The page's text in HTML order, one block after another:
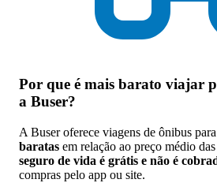
Por que é mais barato viajar
a Buser?
A Buser oferece viagens de ônibus
baratas em relação ao preço médio
seguro de vida é grátis e não é
compras pelo app ou site.